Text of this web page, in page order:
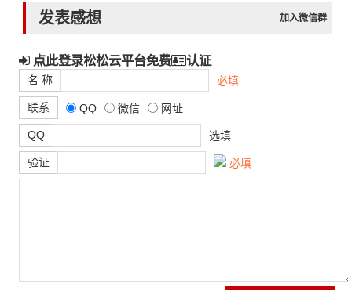
发表感想 加入微信群
点此登录松松云平台免费 认证
名 称 必填
联系 QQ 微信 网址
QQ 选填
验证 必填